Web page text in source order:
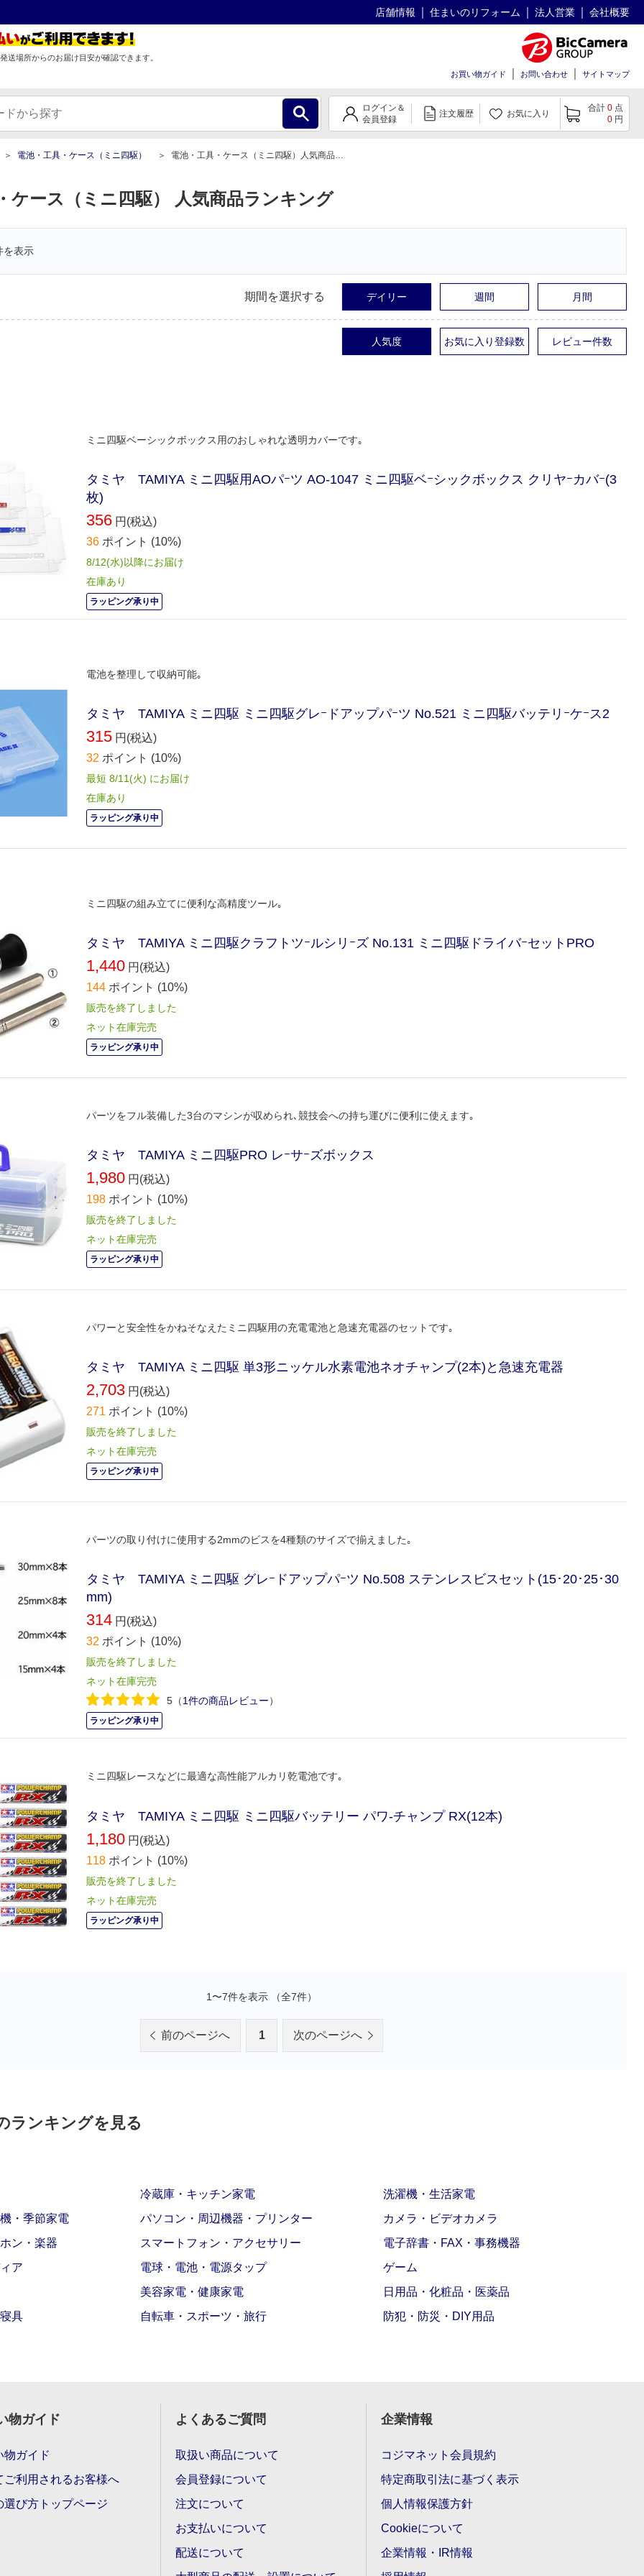
店舗情報 住まいのリフォーム 法人営業 会社概要
送場所からのお届け目安が確認できます。
お買い物ガイド
お問い合わせ サイトマップ
ログイン＆
会員登録
注文履歴 お気に入り
合計 0 点
0 円
電池・工具・ケース（ミニ四駆） 電池・工具・ケース（ミニ四駆）人気商品ランキング
ケース（ミニ四駆） 人気商品ランキング
表示
期間を選択する デイリー 週間 月間
人気度 お気に入り登録数 レビュー件数
ミニ四駆ベーシックボックス用のおしゃれな透明カバーです｡
タミヤ TAMIYA ミニ四駆用AOパｰツ AO-1047 ミニ四駆ベｰシックボックス クリヤｰカバｰ(3
枚)
356 円(税込)
36 ポイント (10%)
8/12(水)以降にお届け
在庫あり
ラッピング承り中
電池を整理して収納可能｡
タミヤ TAMIYA ミニ四駆 ミニ四駆グレｰドアップパｰツ No.521 ミニ四駆バッテリｰケｰス2
315 円(税込)
32 ポイント (10%)
最短 8/11(火) にお届け
在庫あり
ラッピング承り中
ミニ四駆の組み立てに便利な高精度ツール｡
タミヤ TAMIYA ミニ四駆クラフトツｰルシリｰズ No.131 ミニ四駆ドライバｰセットPRO
1,440 円(税込)
144 ポイント (10%)
販売を終了しました
ネット在庫完売
ラッピング承り中
パーツをフル装備した3台のマシンが収められ､競技会への持ち運びに便利に使えます｡
タミヤ TAMIYA ミニ四駆PRO レｰサｰズボックス
1,980 円(税込)
198 ポイント (10%)
販売を終了しました
ネット在庫完売
ラッピング承り中
パワーと安全性をかねそなえたミニ四駆用の充電電池と急速充電器のセットです｡
タミヤ TAMIYA ミニ四駆 単3形ニッケル水素電池ネオチャンプ(2本)と急速充電器
2,703 円(税込)
271 ポイント (10%)
販売を終了しました
ネット在庫完売
ラッピング承り中
パーツの取り付けに使用する2mmのビスを4種類のサイズで揃えました｡
タミヤ TAMIYA ミニ四駆 グレｰドアップパｰツ No.508 ステンレスビスセット(15･20･25･30
mm)
314 円(税込)
32 ポイント (10%)
販売を終了しました
ネット在庫完売
5 （1件の商品レビュー）
ラッピング承り中
ミニ四駆レースなどに最適な高性能アルカリ乾電池です｡
タミヤ TAMIYA ミニ四駆 ミニ四駆バッテリー パワ-チャンプ RX(12本)
1,180 円(税込)
118 ポイント (10%)
販売を終了しました
ネット在庫完売
ラッピング承り中
1〜7件を表示 （全7件）
前のページへ 1 次のページへ
ランキングを見る
冷蔵庫・キッチン家電
洗濯機・生活家電
・季節家電
パソコン・周辺機器・プリンター
カメラ・ビデオカメラ
ン・楽器
スマートフォン・アクセサリー
電子辞書・FAX・事務機器
ア
電球・電池・電源タップ
ゲーム
美容家電・健康家電
日用品・化粧品・医薬品
具
自転車・スポーツ・旅行 防犯・防災・DIY用品
物ガイド
物ガイド
ご利用されるお客様へ
選び方トップページ
よくあるご質問
取扱い商品について
会員登録について
注文について
お支払いについて
配送について
企業情報
コジマネット会員規約
特定商取引法に基づく表示
個人情報保護方針
Cookieについて
企業情報・IR情報